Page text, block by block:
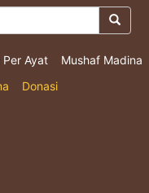
Ayat
Mushaf Madina
Donasi